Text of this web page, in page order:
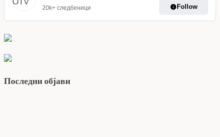
20k+ следбеници Follow
Последни објави